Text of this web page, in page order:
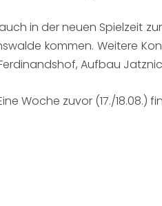
in der neuen Spielzeit
kommen. Weitere
Aufbau
Woche zuvor (17./18.08.)